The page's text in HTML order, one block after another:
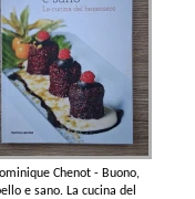
Chenot - Buono,
e sano. La cucina del